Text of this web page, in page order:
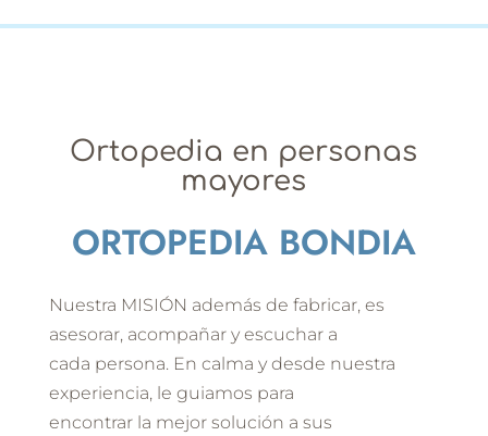
Ortopedia en personas
mayores
ORTOPEDIA BONDIA
Nuestra MISIÓN además de fabricar, es
asesorar, acompañar y escuchar a
cada persona. En calma y desde nuestra
experiencia, le guiamos para
encontrar la mejor solución a sus